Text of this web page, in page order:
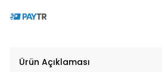
Ürün Açıklaması